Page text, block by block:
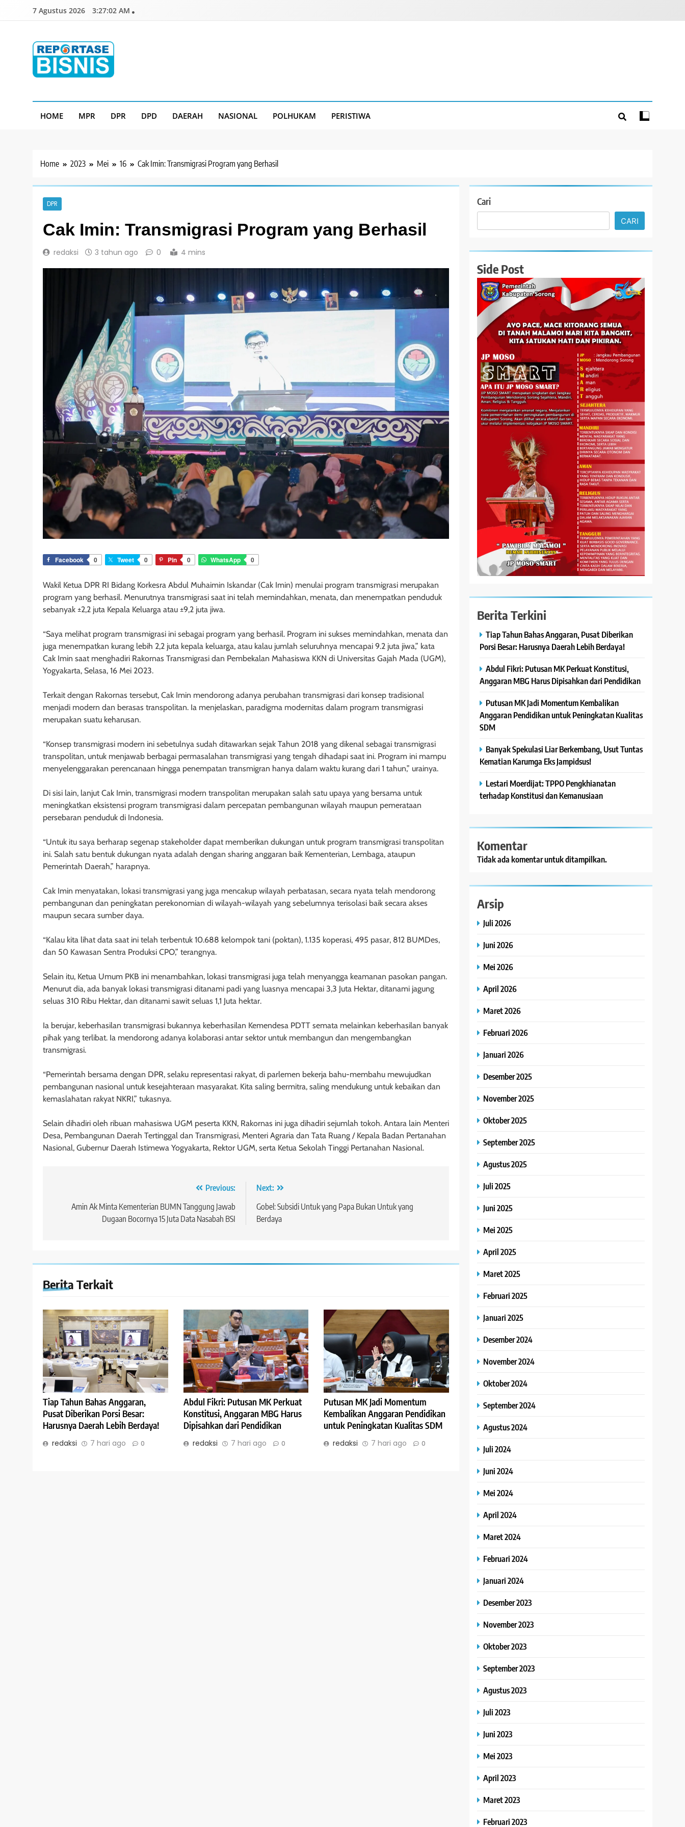
7 Agustus 2026 3:27:03 AM
HOME MPR DPR DPD DAERAH NASIONAL POLHUKAM PERISTIWA
Home 2023 Mei 16 Cak Imin: Transmigrasi Program yang Berhasil
DPR
Cak Imin: Transmigrasi Program yang Berhasil
redaksi 3 tahun ago 0 4 mins
Facebook 0 Tweet 0 Pin 0 WhatsApp 0
Wakil Ketua DPR RI Bidang Korkesra Abdul Muhaimin Iskandar (Cak Imin) menulai program transmigrasi merupakan
program yang berhasil. Menurutnya transmigrasi saat ini telah memindahkan, menata, dan menempatkan penduduk
sebanyak ±2,2 juta Kepala Keluarga atau ±9,2 juta jiwa.
“Saya melihat program transmigrasi ini sebagai program yang berhasil. Program ini sukses memindahkan, menata dan
juga menempatkan kurang lebih 2,2 juta kepala keluarga, atau kalau jumlah seluruhnya mencapai 9.2 juta jiwa,” kata
Cak Imin saat menghadiri Rakornas Transmigrasi dan Pembekalan Mahasiswa KKN di Universitas Gajah Mada (UGM),
Yogyakarta, Selasa, 16 Mei 2023.
Terkait dengan Rakornas tersebut, Cak Imin mendorong adanya perubahan transmigrasi dari konsep tradisional
menjadi modern dan berasas transpolitan. Ia menjelaskan, paradigma modernitas dalam program transmigrasi
merupakan suatu keharusan.
“Konsep transmigrasi modern ini sebetulnya sudah ditawarkan sejak Tahun 2018 yang dikenal sebagai transmigrasi
transpolitan, untuk menjawab berbagai permasalahan transmigrasi yang tengah dihadapi saat ini. Program ini mampu
menyelenggarakan perencanaan hingga penempatan transmigran hanya dalam waktu kurang dari 1 tahun,” urainya.
Di sisi lain, lanjut Cak Imin, transmigrasi modern transpolitan merupakan salah satu upaya yang bersama untuk
meningkatkan eksistensi program transmigrasi dalam percepatan pembangunan wilayah maupun pemerataan
persebaran penduduk di Indonesia.
“Untuk itu saya berharap segenap stakeholder dapat memberikan dukungan untuk program transmigrasi transpolitan
ini. Salah satu bentuk dukungan nyata adalah dengan sharing anggaran baik Kementerian, Lembaga, ataupun
Pemerintah Daerah,” harapnya.
Cak Imin menyatakan, lokasi transmigrasi yang juga mencakup wilayah perbatasan, secara nyata telah mendorong
pembangunan dan peningkatan perekonomian di wilayah-wilayah yang sebelumnya terisolasi baik secara akses
maupun secara sumber daya.
“Kalau kita lihat data saat ini telah terbentuk 10.688 kelompok tani (poktan), 1.135 koperasi, 495 pasar, 812 BUMDes,
dan 50 Kawasan Sentra Produksi CPO,” terangnya.
Selain itu, Ketua Umum PKB ini menambahkan, lokasi transmigrasi juga telah menyangga keamanan pasokan pangan.
Menurut dia, ada banyak lokasi transmigrasi ditanami padi yang luasnya mencapai 3,3 Juta Hektar, ditanami jagung
seluas 310 Ribu Hektar, dan ditanami sawit seluas 1,1 Juta hektar.
Ia berujar, keberhasilan transmigrasi bukannya keberhasilan Kemendesa PDTT semata melainkan keberhasilan banyak
pihak yang terlibat. Ia mendorong adanya kolaborasi antar sektor untuk membangun dan mengembangkan
transmigrasi.
“Pemerintah bersama dengan DPR, selaku representasi rakyat, di parlemen bekerja bahu-membahu mewujudkan
pembangunan nasional untuk kesejahteraan masyarakat. Kita saling bermitra, saling mendukung untuk kebaikan dan
kemaslahatan rakyat NKRI,” tukasnya.
Selain dihadiri oleh ribuan mahasiswa UGM peserta KKN, Rakornas ini juga dihadiri sejumlah tokoh. Antara lain Menteri
Desa, Pembangunan Daerah Tertinggal dan Transmigrasi, Menteri Agraria dan Tata Ruang / Kepala Badan Pertanahan
Nasional, Gubernur Daerah Istimewa Yogyakarta, Rektor UGM, serta Ketua Sekolah Tinggi Pertanahan Nasional.
Previous:
Amin Ak Minta Kementerian BUMN Tanggung Jawab
Dugaan Bocornya 15 Juta Data Nasabah BSI
Next:
Gobel: Subsidi Untuk yang Papa Bukan Untuk yang
Berdaya
Berita Terkait
Tiap Tahun Bahas Anggaran,
Pusat Diberikan Porsi Besar:
Harusnya Daerah Lebih Berdaya!
redaksi 7 hari ago 0
Abdul Fikri: Putusan MK Perkuat
Konstitusi, Anggaran MBG Harus
Dipisahkan dari Pendidikan
redaksi 7 hari ago 0
Putusan MK Jadi Momentum
Kembalikan Anggaran Pendidikan
untuk Peningkatan Kualitas SDM
redaksi 7 hari ago 0
Cari
CARI
Side Post
Berita Terkini
Tiap Tahun Bahas Anggaran, Pusat Diberikan
Porsi Besar: Harusnya Daerah Lebih Berdaya!
Abdul Fikri: Putusan MK Perkuat Konstitusi,
Anggaran MBG Harus Dipisahkan dari Pendidikan
Putusan MK Jadi Momentum Kembalikan
Anggaran Pendidikan untuk Peningkatan Kualitas
SDM
Banyak Spekulasi Liar Berkembang, Usut Tuntas
Kematian Karumga Eks Jampidsus!
Lestari Moerdijat: TPPO Pengkhianatan
terhadap Konstitusi dan Kemanusiaan
Komentar
Tidak ada komentar untuk ditampilkan.
Arsip
Juli 2026
Juni 2026
Mei 2026
April 2026
Maret 2026
Februari 2026
Januari 2026
Desember 2025
November 2025
Oktober 2025
September 2025
Agustus 2025
Juli 2025
Juni 2025
Mei 2025
April 2025
Maret 2025
Februari 2025
Januari 2025
Desember 2024
November 2024
Oktober 2024
September 2024
Agustus 2024
Juli 2024
Juni 2024
Mei 2024
April 2024
Maret 2024
Februari 2024
Januari 2024
Desember 2023
November 2023
Oktober 2023
September 2023
Agustus 2023
Juli 2023
Juni 2023
Mei 2023
April 2023
Maret 2023
Februari 2023